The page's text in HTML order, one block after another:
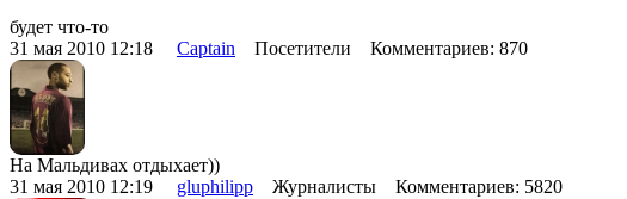
будет что-то
31 мая 2010 12:18 Captain Посетители Комментариев: 870
На Мальдивах отдыхает))
31 мая 2010 12:19 gluphilipp Журналисты Комментариев: 5820